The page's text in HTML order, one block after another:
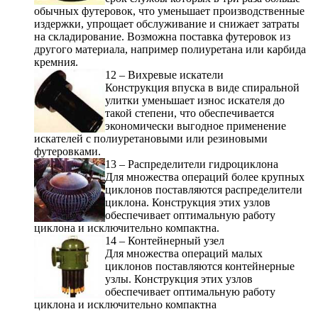
обычных футеровок, что уменьшает производственные
издержки, упрощает обслуживание и снижает затраты
на складирование. Возможна поставка футеровок из
другого материала, например полиуретана или карбида
кремния.
12 – Вихревые искатели
Конструкция впуска в виде спиральной
улитки уменьшает износ искателя до
такой степени, что обеспечивается
экономически выгодное применение
искателей с полиуретановыми или резиновыми
футеровками.
13 – Распределители гидроциклона
Для множества операций более крупных
циклонов поставляются распределители
циклона. Конструкция этих узлов
обеспечивает оптимальную работу
циклона и исключительно компактна.
14 – Контейнерный узел
Для множества операций малых
циклонов поставляются контейнерные
узлы. Конструкция этих узлов
обеспечивает оптимальную работу
циклона и исключительно компактна